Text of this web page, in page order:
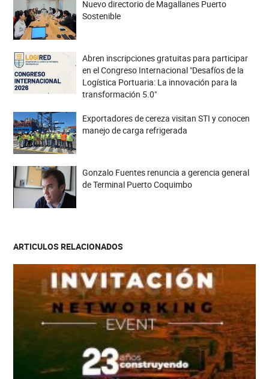
Nuevo directorio de Magallanes Puerto
Sostenible
Abren inscripciones gratuitas para participar
en el Congreso Internacional "Desafíos de la
Logística Portuaria: La innovación para la
transformación 5.0"
Exportadores de cereza visitan STI y conocen
manejo de carga refrigerada
Gonzalo Fuentes renuncia a gerencia general
de Terminal Puerto Coquimbo
ARTICULOS RELACIONADOS